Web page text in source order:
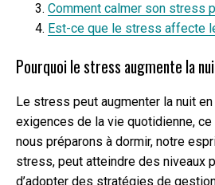
Comment calmer son stress
Est-ce que le stress affecte
Pourquoi le stress augmente la
Le stress peut augmenter la nuit
exigences de la vie quotidienne,
nous préparons à dormir, notre
stress, peut atteindre des niveaux
d’adopter des stratégies de